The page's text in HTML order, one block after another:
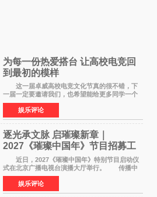
为每一份热爱搭台 让高校电竞回
到最初的模样
这一届卓威高校电竞文化节真的很不错，下
一届一定要邀请我们，也希望能给更多同学一个
来到现场的机会。 2026卓威高校电竞文化节
已经落下帷幕，在活动结束后，仍有不少高校电
竞社负责人和现
娱乐评论
逐光承文脉 启璀璨新章｜
2027《璀璨中国年》节目招募工
作圆满启动
近日，2027《璀璨中国年》特别节目启动仪
式在北京广播电视台演播大厅举行。 传播中
华优秀传统文化，弘扬纯正国风艺术，打造高规
格、高质感、正能量的文艺盛典，是璀璨中国年
矢志不渝的初心
娱乐评论